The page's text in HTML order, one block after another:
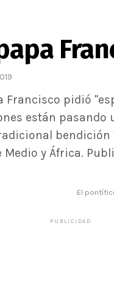
Francisco pidió
están
y África.
El
PUBLICIDAD